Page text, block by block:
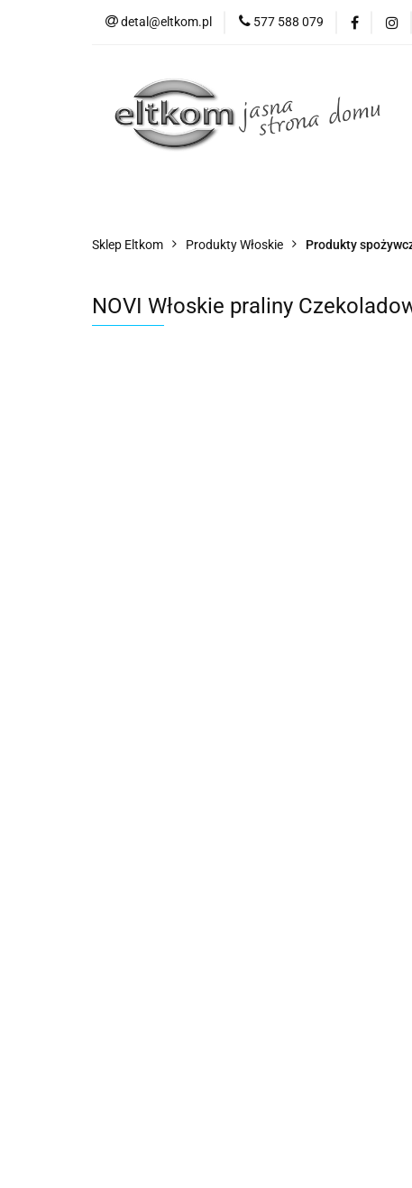
detal@eltkom.pl 577 588 079
O nas Informacje
Sklep Eltkom Produkty Włoskie Produkty
NOVI Włoskie praliny